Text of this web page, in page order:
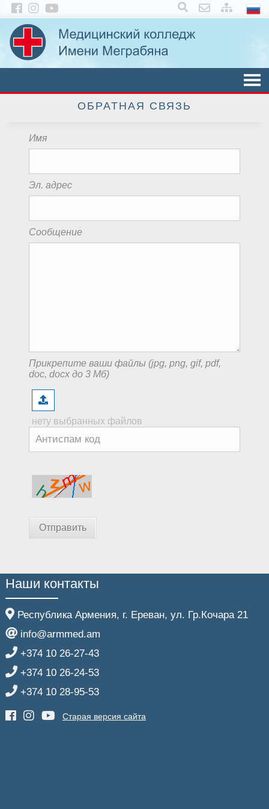
×
ОБРАТНАЯ СВЯЗЬ
Имя
Эл. адрес
Сообщение
Прикрепите ваши файлы (jpg, png, gif, pdf,
doc, docx до 3 Мб)
нету выбранных файлов
Отправить
Наши контакты
Республика Армения, г. Ереван, ул. Гр.Кочара 21
info@armmed.am
+374 10 26-27-43
+374 10 26-24-53
+374 10 28-95-53
Старая версия сайта